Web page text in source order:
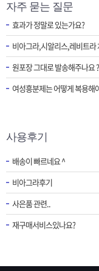
자주 묻는 질문
효과가 정말로 있는가요?
비아그라,시알리스,레비트라
원포장 그대로 발송해주나요 ?
여성흥분제는 어떻게 복용해
사용후기
배송이 빠르네요 ^
비아그라후기
사은품 관련..
재구매서비스있나요?